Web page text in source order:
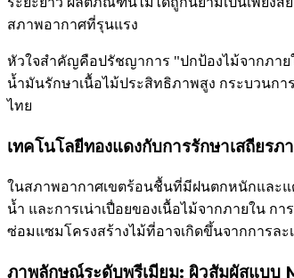
สภาพอากาศที่รุนแรง
หัวใจสำคัญคือปรัชญาการ "ปกป้องไม้จากภา
น้ำมันรักษาเนื้อไม้ประสิทธิภาพสูง กระบวนก
ไทย
เทคโนโลยีทองแดงกับการรักษาเสถียรภ
ในสภาพอากาศเขตร้อนชื้นที่มีฝนตกหนักและแ
น้ำ และการเน่าเปื่อยของเนื้อไม้จากภายใน
ซ่อมแซมโครงสร้างไม้ที่อาจเกิดขึ้นจากการล
ภาพลักษณ์ระดับพรีเมียม: ผิวสัมผัสแบบ